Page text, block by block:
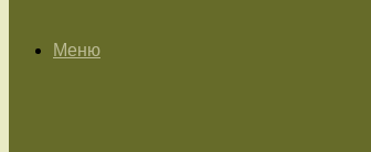
Меню